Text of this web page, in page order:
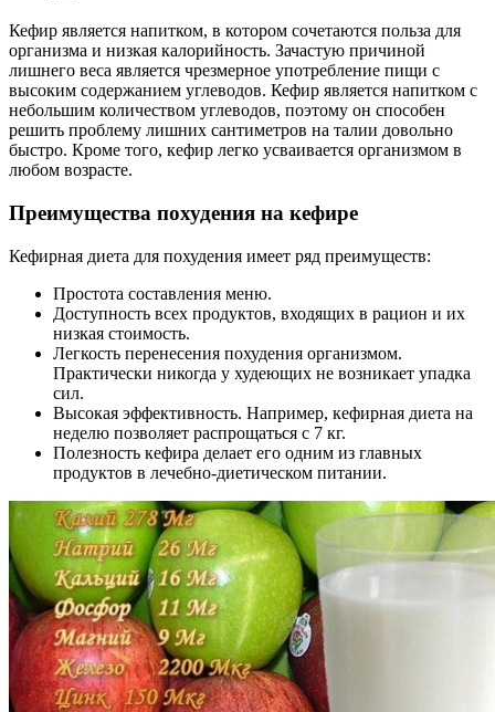
Кефир является напитком, в котором сочетаются польза для
организма и низкая калорийность. Зачастую причиной
лишнего веса является чрезмерное употребление пищи с
высоким содержанием углеводов. Кефир является напитком с
небольшим количеством углеводов, поэтому он способен
решить проблему лишних сантиметров на талии довольно
быстро. Кроме того, кефир легко усваивается организмом в
любом возрасте.
Преимущества похудения на кефире
Кефирная диета для похудения имеет ряд преимуществ:
Простота составления меню.
Доступность всех продуктов, входящих в рацион и их
низкая стоимость.
Легкость перенесения похудения организмом.
Практически никогда у худеющих не возникает упадка
сил.
Высокая эффективность. Например, кефирная диета на
неделю позволяет распрощаться с 7 кг.
Полезность кефира делает его одним из главных
продуктов в лечебно-диетическом питании.